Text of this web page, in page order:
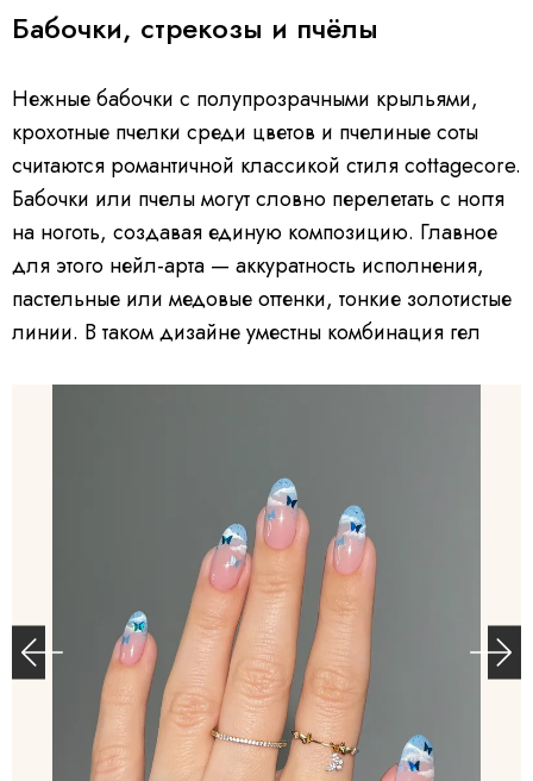
Бабочки, стрекозы и пчёлы
Нежные бабочки с полупрозрачными крыльями,
крохотные пчелки среди цветов и пчелиные соты
считаются романтичной классикой стиля cottagecore.
Бабочки или пчелы могут словно перелетать с ногтя
на ноготь, создавая единую композицию. Главное
для этого нейл-арта — аккуратность исполнения,
пастельные или медовые оттенки, тонкие золотистые
линии. В таком дизайне уместны комбинация гел